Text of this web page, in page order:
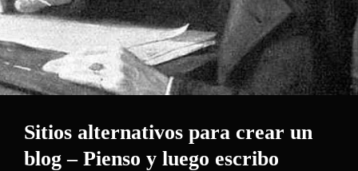
Sitios alternativos para crear un
blog – Pienso y luego escribo